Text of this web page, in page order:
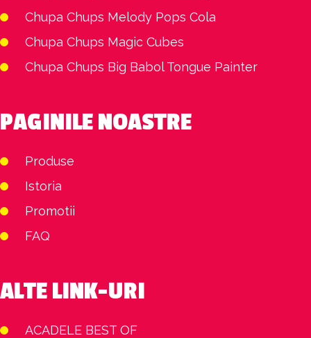
Chupa Chups Melody Pops Cola
Chupa Chups Magic Cubes
Chupa Chups Big Babol Tongue Painter
PAGINILE NOASTRE
Produse
Istoria
Promotii
FAQ
ALTE LINK-URI
ACADELE BEST OF